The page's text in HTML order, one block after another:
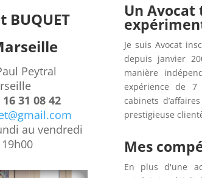
BUQUET
Peytral
31 08 42
au vendredi
Un Avocat
Je suis Avocat
depuis janvier
manière
expérience de
cabinets
prestigieuse
Mes
En plus d'une